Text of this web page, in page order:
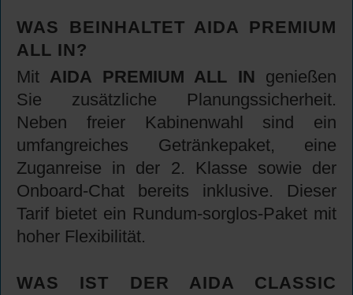
WAS BEINHALTET AIDA PREMIUM
ALL IN?
Mit AIDA PREMIUM ALL IN genießen
Sie zusätzliche Planungssicherheit.
Neben freier Kabinenwahl sind ein
umfangreiches Getränkepaket, eine
Zuganreise in der 2. Klasse sowie der
Onboard-Chat bereits inklusive. Dieser
Tarif bietet ein Rundum-sorglos-Paket mit
hoher Flexibilität.
WAS IST DER AIDA CLASSIC